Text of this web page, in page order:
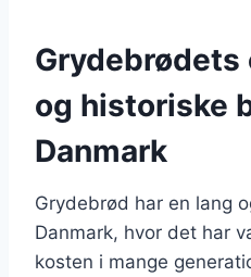
og historiske
Danmark
Grydebrød har en lang
Danmark, hvor det har
kosten i mange